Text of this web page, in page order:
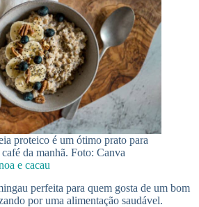
proteico é um ótimo prato para
da manhã. Foto: Canva
e cacau
perfeita para quem gosta de um bom
por uma alimentação saudável.